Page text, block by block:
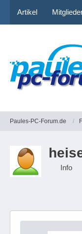
Artikel
Paules-PC-Forum.de
Info